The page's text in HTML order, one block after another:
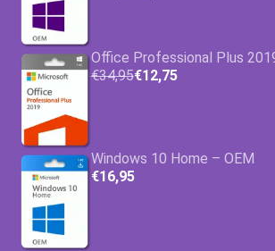
Office Professional Plus
€34,95€12,75
Windows 10 Home – OEM
€16,95